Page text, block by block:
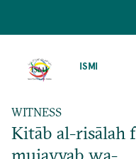
ISMI
WITNESS
Kitāb al-risālah